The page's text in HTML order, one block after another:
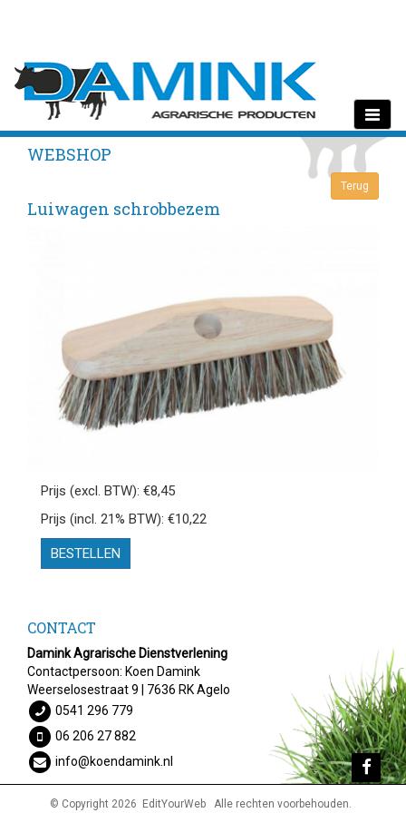
Toggle
WEBSHOP
Luiwagen schrobbezem
Prijs (excl. BTW): €8,45
Prijs (incl. 21% BTW): €10,22
BESTELLEN
CONTACT
Damink Agrarische Dienstverlening
Contactpersoon: Koen Damink
Weerselosestraat 9 | 7636 RK Agelo
0541 296 779
06 206 27 882
info@koendamink.nl
© Copyright 2026 EditYourWebAlle rechten voorbehouden.